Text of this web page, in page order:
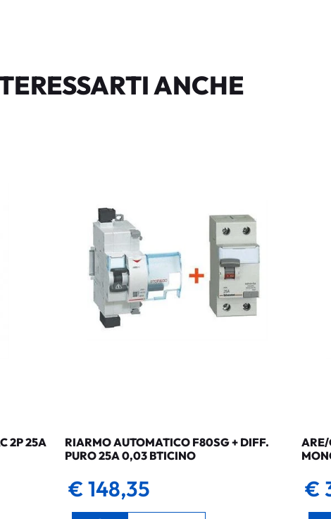
ANCHE
2P 25A
RIARMO AUTOMATICO F80SG + DIFF.
PURO 25A 0,03 BTICINO
€ 148,35
ARE/
€